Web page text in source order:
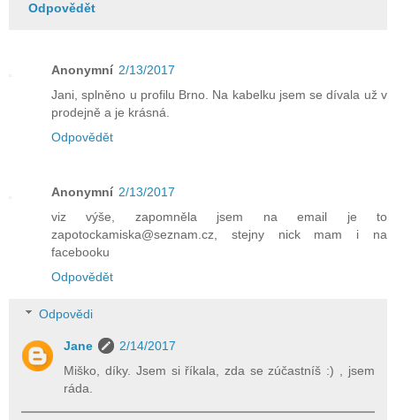
Odpovědět
Anonymní 2/13/2017
Jani, splněno u profilu Brno. Na kabelku jsem se dívala už v
prodejně a je krásná.
Odpovědět
Anonymní 2/13/2017
viz výše, zapomněla jsem na email je to
zapotockamiska@seznam.cz, stejny nick mam i na
facebooku
Odpovědět
Odpovědi
Jane
2/14/2017
Miško, díky. Jsem si říkala, zda se zúčastníš :) , jsem
ráda.